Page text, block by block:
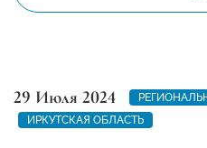
29 Июля 2024
ИРКУТСКАЯ ОБЛАСТЬ